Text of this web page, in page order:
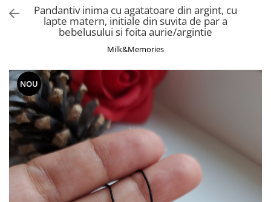
Charm-uri
Inele
Inele aur
Inele argint
Pandantive
Pandantive aur
Pandantive argint
Vouchere Cadou
Seturi bijuterii
Pandantiv inima cu agatatoare din argint, cu
lapte matern, initiale din suvita de par a
bebelusului si foita aurie/argintie
Milk&Memories
NOU